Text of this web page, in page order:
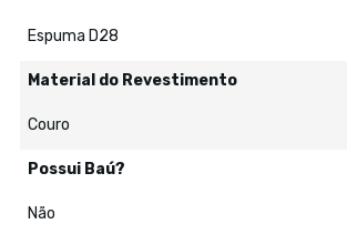
Espuma D28
Material do Revestimento
Couro
Possui Baú?
Não